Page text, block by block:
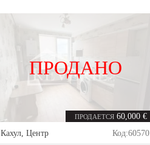
ПРОДАНО
ПРОДАЕТСЯ 60,000 €
Кахул,Центр Код:60570